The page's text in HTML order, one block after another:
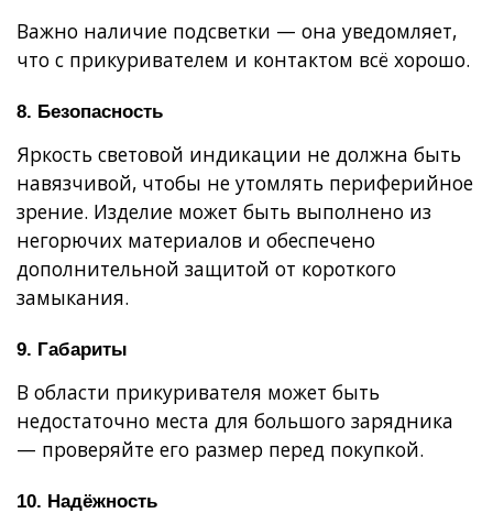
Важно наличие подсветки — она уведомляет,
что с прикуривателем и контактом всё хорошо.
8. Безопасность
Яркость световой индикации не должна быть
навязчивой, чтобы не утомлять периферийное
зрение. Изделие может быть выполнено из
негорючих материалов и обеспечено
дополнительной защитой от короткого
замыкания.
9. Габариты
В области прикуривателя может быть
недостаточно места для большого зарядника
— проверяйте его размер перед покупкой.
10. Надёжность